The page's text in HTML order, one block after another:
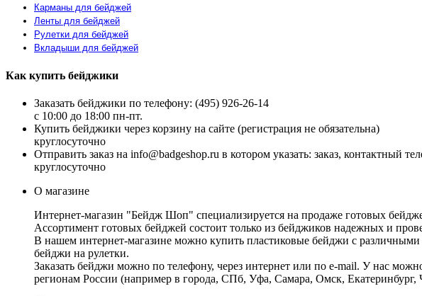
Карманы для бейджей
Ленты для бейджей
Рулетки для бейджей
Вкладыши для бейджей
Как купить бейджики
Заказать бейджики по телефону: (495) 926-26-14
c 10:00 до 18:00 пн-пт.
Купить бейджики через корзину на сайте (регистрация не обязательна)
круглосуточно
Отправить заказ на info@badgeshop.ru в котором указать: заказ, контактный
круглосуточно
О магазине
Интернет-магазин "Бейдж Шоп" специализируется на продаже готовых
Ассортимент готовых бейджей состоит только из бейджиков надежных и
В нашем интернет-магазине можно купить пластиковые бейджи с
бейджи на рулетки.
Заказать бейджи можно по телефону, через интернет или по e-mail. У нас
регионам России (например в города, СПб, Уфа, Самара, Омск,